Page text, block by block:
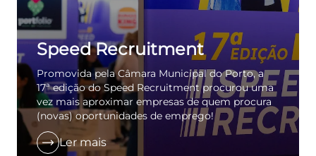
Speed Recruitment
Promovida pela Câmara Municipal do Porto, a
17ª edição do Speed Recruitment procurou uma
vez mais aproximar empresas de quem procura
(novas) oportunidades de emprego!
Ler mais